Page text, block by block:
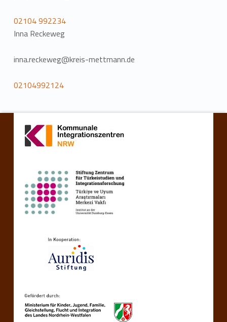
02104 992234
Inna Reckeweg
inna.reckeweg@kreis-mettmann.de
02104992124